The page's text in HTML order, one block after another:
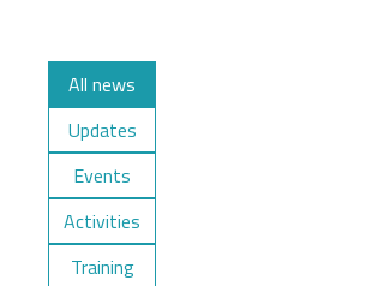
All news
Updates
Events
Activities
Training